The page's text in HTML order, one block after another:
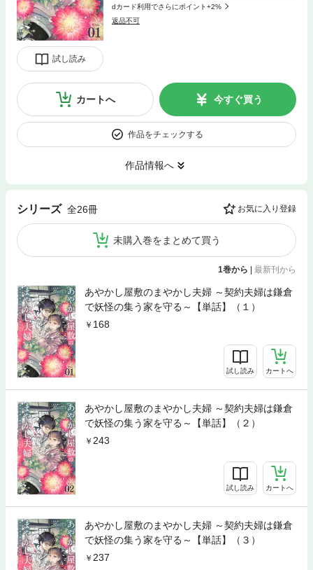
試し読み
dカード利用でさらにポイント+2%
返品不可
カートへ 今すぐ買う
作品をチェックする
作品情報へ
シリーズ 全26冊 お気に入り登録
未購入巻をまとめて買う
1巻から 最新刊から
あやかし屋敷のまやかし夫婦 ～契約夫婦は鎌倉
で妖怪の集う家を守る～【単話】（１）
168
試し読み カートへ
あやかし屋敷のまやかし夫婦 ～契約夫婦は鎌倉
で妖怪の集う家を守る～【単話】（２）
243
試し読み カートへ
あやかし屋敷のまやかし夫婦 ～契約夫婦は鎌倉
で妖怪の集う家を守る～【単話】（３）
237